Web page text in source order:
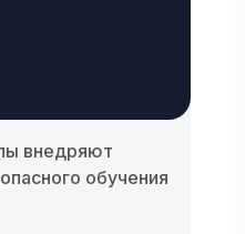
внедряют
обучения